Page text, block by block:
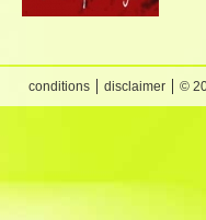
conditions disclaimer ©